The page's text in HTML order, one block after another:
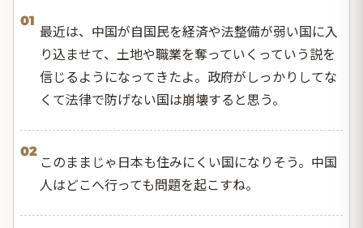
01
最近は、中国が自国民を経済や法整備が弱い国に入
り込ませて、土地や職業を奪っていくっていう説を
信じるようになってきたよ。政府がしっかりしてな
くて法律で防げない国は崩壊すると思う。
02
このままじゃ日本も住みにくい国になりそう。中国
人はどこへ行っても問題を起こすね。